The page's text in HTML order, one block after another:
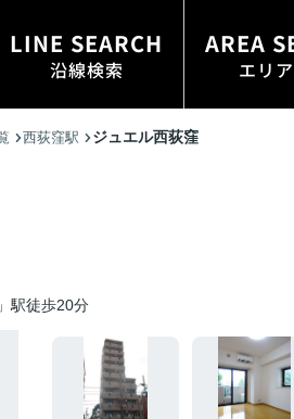
LINE SEARCH
沿線検索
AREA
エリ
西荻窪駅 ジュエル西荻窪
駅徒歩20分